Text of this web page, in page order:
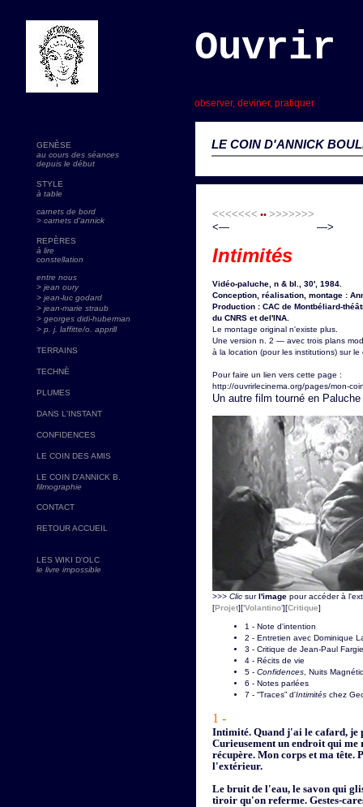
LE COIN D'ANNICK
observer, deviner, pratiquer
GENÈSE
au cours des séances
depuis le début
STYLE
à table
carnets de bord
> carnets d'annick
REPÈRES
à lire
constellation
entre nous
> jean oury
> jean-luc godard
> jean-marie straub
> georges didi-huberman
> p. j. laffitte/o. apprill
TERRAINS
TECHNÈ
PLUMES
DANS L'INSTANT
CONFIDENCES
LE COIN DES AMIS
LE COIN D'ANNICK B.
filmographie
CONTACT
RETOUR ACCUEIL
LES WIKI D'OLC
le livre impossible
<<<<<<< •• >>>>>>>
<— —>
Intimités
Vidéo-paluche, n & bl., 30', 1984.
Conception, réalisation, montage :
Production : CAC de Montbéliard-
du CNRS et del'INA.
Le montage original n'existe plus.
Une version n. 2 — avec trois plans
à la location (pour les institutions) sur le
Pour faire un lien vers cette page :
http://ouvrirlecinema.org/pages/mon-
Un autre film tourné en Paluche
>>> Clic surl'image pour accéder à
[Projet]['Volantino'][Critique]
1 - Note d'intention
2 - Entretien avec Dominique
3 - Critique de Jean-Paul
4 - Récits de vie
5 - Confidences , Nuits
6 - Notes parlées
7 - “Traces” d'Intimités chez
1 -
Intimité. Quand j'ai le cafard, je
Curieusement un endroit qui me
récupère. Mon corps et ma tête.
l'extérieur.
Le bruit de l'eau, le savon qui
tiroir qu'on referme. Gestes-
Ouvrir